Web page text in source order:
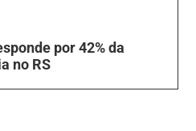
por 42% da
no RS